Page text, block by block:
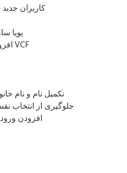
افزودن رشته تصادفی برای nicename کاربران جدید
پویا
افزودن خروجی مخاطبین کاربران با فرمت VCF
تکمیل نام و نام
جلوگیری از انتخاب
افزودن